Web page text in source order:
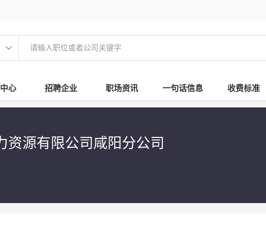
心 招聘企业 职场资讯 一句话信息 收费标准
资源有限公司咸阳分公司